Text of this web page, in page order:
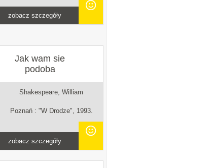
zobacz szczegóły
Jak wam sie
podoba
Shakespeare, William
Poznań : "W Drodze", 1993.
zobacz szczegóły